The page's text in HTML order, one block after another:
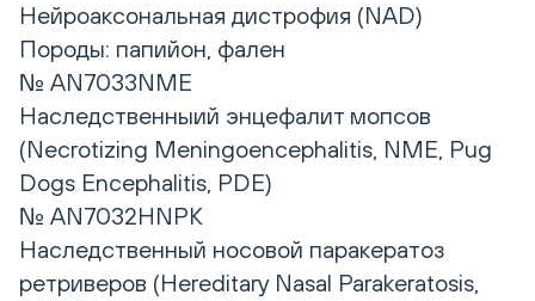
Нейроаксональная дистрофия (NAD)
Породы: папийон, фален
№ AN7033NME
Наследственныий энцефалит мопсов
(Necrotizing Meningoencephalitis, NME, Pug
Dogs Encephalitis, PDE)
№ AN7032HNPK
Наследственный носовой паракератоз
ретриверов (Hereditary Nasal Parakeratosis,